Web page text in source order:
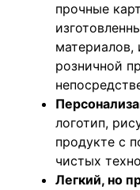
прочные
материалов,
розничной
логотип,
продукте с
чистых
Легкий, но